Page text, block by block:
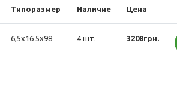
Типоразмер Наличие Цена
6,5x16 5x98 4 шт. 3208грн.